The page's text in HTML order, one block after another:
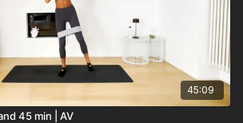
45:09
45 min | AV